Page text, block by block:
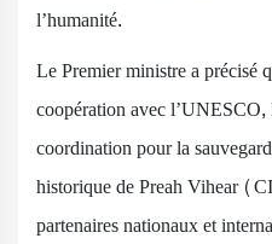
l’humanité.
Le Premier ministre a précisé
coopération avec
coordination pour la
historique de Preah Vihear
partenaires nationaux et